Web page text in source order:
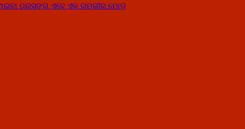
ପ୍ରସଙ୍ଗ ଏବେ ଏକ ଗମ୍ଭୀର ମୋଡ଼